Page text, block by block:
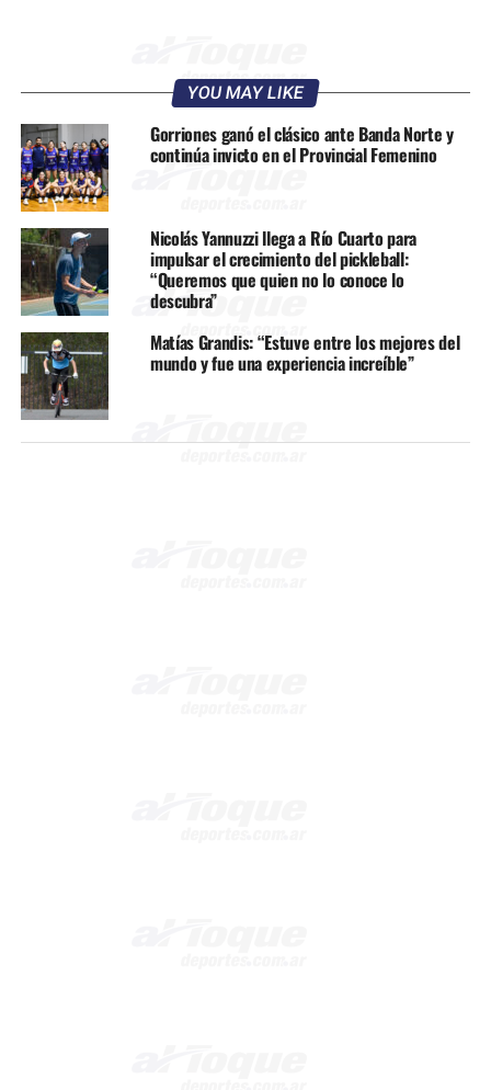
YOU MAY LIKE
Gorriones ganó el clásico ante Banda Norte y
continúa invicto en el Provincial Femenino
Nicolás Yannuzzi llega a Río Cuarto para
impulsar el crecimiento del pickleball:
“Queremos que quien no lo conoce lo
descubra”
Matías Grandis: “Estuve entre los mejores del
mundo y fue una experiencia increíble”